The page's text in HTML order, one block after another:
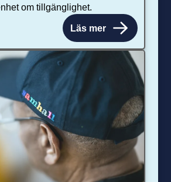
om tillgänglighet.
Läs mer